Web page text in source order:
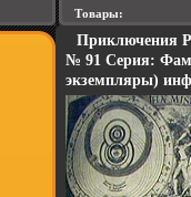
Товары:
Приключения
№ 91 Серия:
экземпляры)